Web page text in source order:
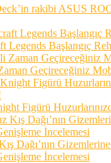
rakibi ASUS
Legends Başlangıç
Geçireceğiniz
Figürü
Dağı’nın
İncelemesi